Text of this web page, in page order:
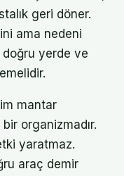
geri döner.
ama nedeni
yerde ve
mantar
organizmadır.
yaratmaz.
araç demir